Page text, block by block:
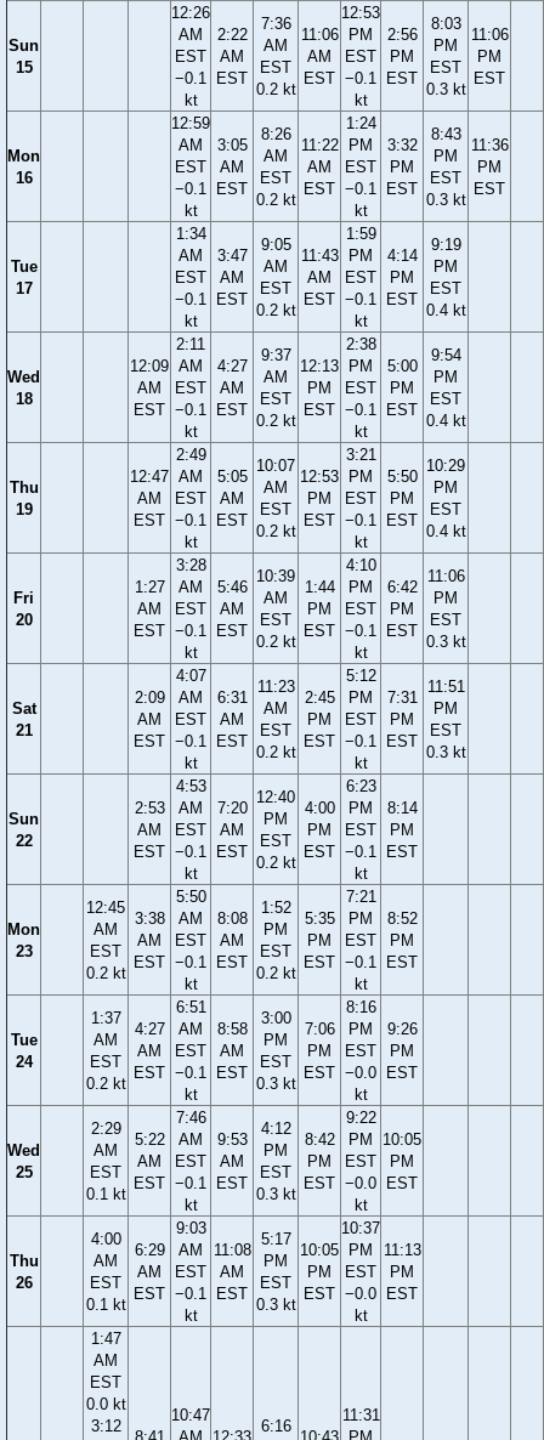
Sun
15
12:26
AM
EST
−0.1
kt
2:22
AM
EST
7:36
AM
EST
0.2 kt
11:06
AM
EST
12:53
PM
EST
−0.1
kt
2:56
PM
EST
8:03
PM
EST
0.3 kt
11:06
PM
EST
Mon
16
12:59
AM
EST
−0.1
kt
3:05
AM
EST
8:26
AM
EST
0.2 kt
11:22
AM
EST
1:24
PM
EST
−0.1
kt
3:32
PM
EST
8:43
PM
EST
0.3 kt
11:36
PM
EST
Tue
17
1:34
AM
EST
−0.1
kt
3:47
AM
EST
9:05
AM
EST
0.2 kt
11:43
AM
EST
1:59
PM
EST
−0.1
kt
4:14
PM
EST
9:19
PM
EST
0.4 kt
Wed
18
12:09
AM
EST
2:11
AM
EST
−0.1
kt
4:27
AM
EST
9:37
AM
EST
0.2 kt
12:13
PM
EST
2:38
PM
EST
−0.1
kt
5:00
PM
EST
9:54
PM
EST
0.4 kt
Thu
19
12:47
AM
EST
2:49
AM
EST
−0.1
kt
5:05
AM
EST
10:07
AM
EST
0.2 kt
12:53
PM
EST
3:21
PM
EST
−0.1
kt
5:50
PM
EST
10:29
PM
EST
0.4 kt
Fri
20
1:27
AM
EST
3:28
AM
EST
−0.1
kt
5:46
AM
EST
10:39
AM
EST
0.2 kt
1:44
PM
EST
4:10
PM
EST
−0.1
kt
6:42
PM
EST
11:06
PM
EST
0.3 kt
Sat
21
2:09
AM
EST
4:07
AM
EST
−0.1
kt
6:31
AM
EST
11:23
AM
EST
0.2 kt
2:45
PM
EST
5:12
PM
EST
−0.1
kt
7:31
PM
EST
11:51
PM
EST
0.3 kt
Sun
22
2:53
AM
EST
4:53
AM
EST
−0.1
kt
7:20
AM
EST
12:40
PM
EST
0.2 kt
4:00
PM
EST
6:23
PM
EST
−0.1
kt
8:14
PM
EST
Mon
23
12:45
AM
EST
0.2 kt
3:38
AM
EST
5:50
AM
EST
−0.1
kt
8:08
AM
EST
1:52
PM
EST
0.2 kt
5:35
PM
EST
7:21
PM
EST
−0.1
kt
8:52
PM
EST
Tue
24
1:37
AM
EST
0.2 kt
4:27
AM
EST
6:51
AM
EST
−0.1
kt
8:58
AM
EST
3:00
PM
EST
0.3 kt
7:06
PM
EST
8:16
PM
EST
−0.0
kt
9:26
PM
EST
Wed
25
2:29
AM
EST
0.1 kt
5:22
AM
EST
7:46
AM
EST
−0.1
kt
9:53
AM
EST
4:12
PM
EST
0.3 kt
8:42
PM
EST
9:22
PM
EST
−0.0
kt
10:05
PM
EST
Thu
26
4:00
AM
EST
0.1 kt
6:29
AM
EST
9:03
AM
EST
−0.1
kt
11:08
AM
EST
5:17
PM
EST
0.3 kt
10:05
PM
EST
10:37
PM
EST
−0.0
kt
11:13
PM
EST
1:47
AM
EST
0.0 kt
3:12
10:47
6:16
11:31